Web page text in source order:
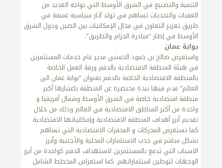
التنمية والتصنيع في الشرق الأوسط التي تواجه العديد من
العقبات والتحديات تساهم في تولد آثار سياسية عميقة في
طريق تعزيز التعاون في مجال الإمكانيات بين الصين ودول الشرق
الأوسط في إطار “مبادرة الحزام والطريق”.
بوابة عمان
واستعرض صالح بن حمود الحسني مدير عام خدمات المستثمرين
في هيئة المنطقة الاقتصادية بالدقم ورقة العمل الخاصة
بالمنطقة الاقتصادية الخاصة بالدقم بعنوان “بوابة عمان الى
العالم” قدم فيها نبذة مختصرة عن المنطقة باعتبارها أكبر
منطقة اقتصادية خاصة في الشرق الأوسط وشمال أفريقيا و
واحدة من أكبر المناطق الاقتصادية في العالم وذلك من خلال
تقديم أبرز أهداف المنطقة الاقتصادية وإمكانياتها الاقتصادية
كما تستعرض المحركات و المحفزات الاقتصادية التي تساهم
بشكل مباشر في جذب الاستثمارات المحلية والأجنبية وأبرز
الاسباب التي تدفع بالمستثمرين لاستهداف الدقم كواحدة من أبرز
الوجهات لتوطين استثماراتهم. كما استعراض المخطط الشامل